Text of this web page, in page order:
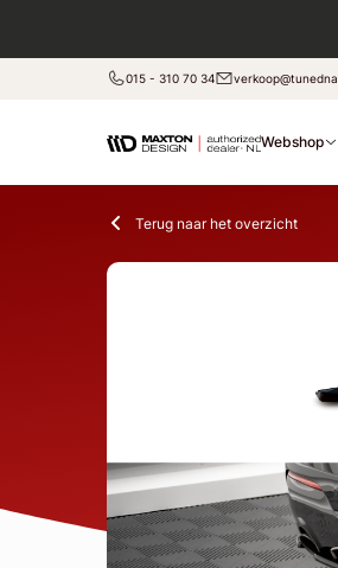
015 - 310 70 34
Webshop
Terug naar het overzicht